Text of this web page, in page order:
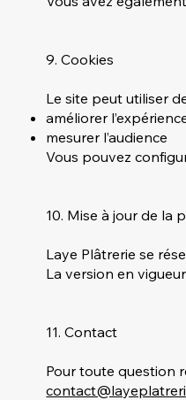
9. Cookies
Le site peut utiliser
améliorer
mesurer l’audience
Vous pouvez
10. Mise à jour de la
Laye Plâtrerie se
La version en
11. Contact
Pour toute question